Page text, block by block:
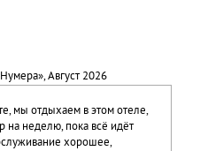
», Август 2026
мы отдыхаем в этом отеле,
на неделю, пока всё идёт
хорошее,